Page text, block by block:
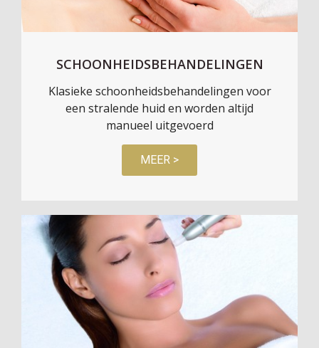
SCHOONHEIDSBEHANDELINGEN
Klasieke schoonheidsbehandelingen voor
een stralende huid en worden altijd
manueel uitgevoerd
MEER >